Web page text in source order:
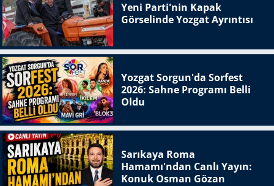
Yeni Parti'nin Kapak
Görselinde Yozgat Ayrıntısı
Yozgat Sorgun'da Sorfest
2026: Sahne Programı Belli
Oldu
Sarıkaya Roma
Hamamı'ndan Canlı Yayın:
Konuk Osman Gözan